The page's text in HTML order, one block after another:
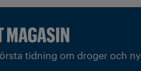
tidning om droger och